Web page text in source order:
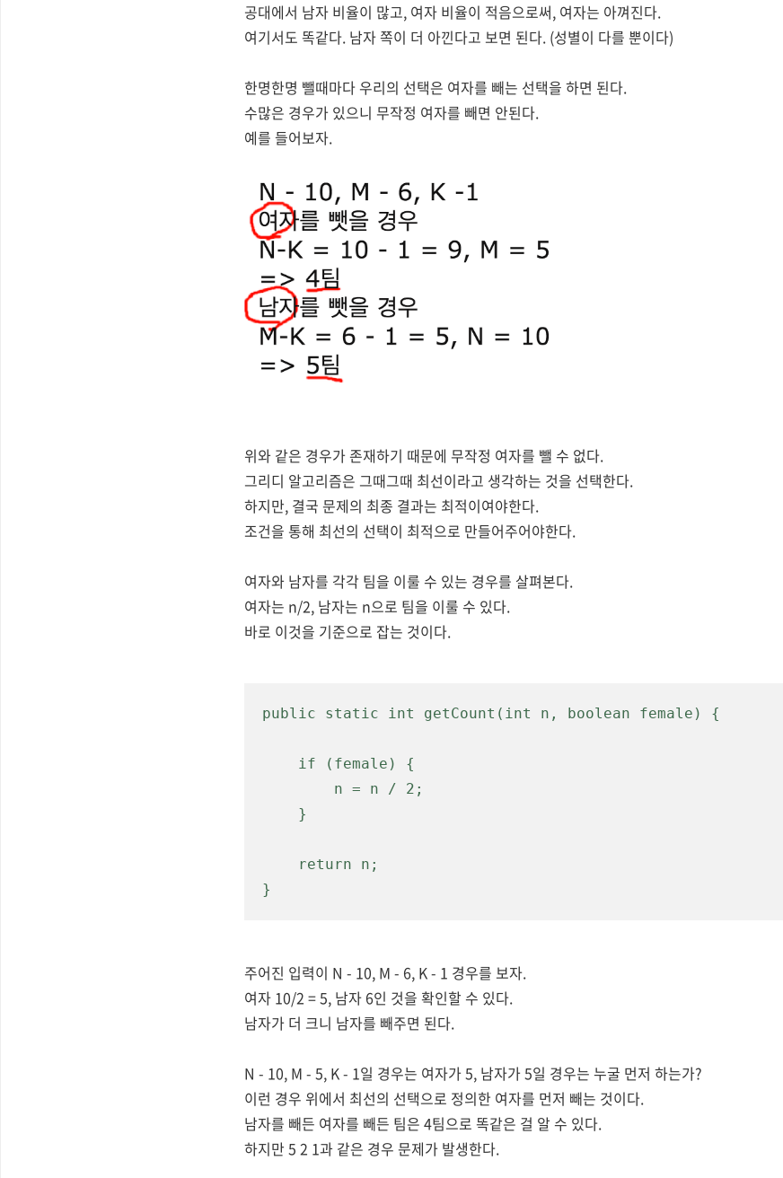
공대에서 남자 비율이 많고, 여자 비율이 적음으로써, 여자는 아껴진다.
여기서도 똑같다. 남자 쪽이 더 아낀다고 보면 된다. (성별이 다를 뿐이다)
한명한명 뺄때마다 우리의 선택은 여자를 빼는 선택을 하면 된다.
수많은 경우가 있으니 무작정 여자를 빼면 안된다.
예를 들어보자.
위와 같은 경우가 존재하기 때문에 무작정 여자를 뺄 수 없다.
그리디 알고리즘은 그때그때 최선이라고 생각하는 것을 선택한다.
하지만, 결국 문제의 최종 결과는 최적이여야한다.
조건을 통해 최선의 선택이 최적으로 만들어주어야한다.
여자와 남자를 각각 팀을 이룰 수 있는 경우를 살펴본다.
여자는 n/2, 남자는 n으로 팀을 이룰 수 있다.
바로 이것을 기준으로 잡는 것이다.
public static int getCount(int n, boolean female) {
        n = n / 2;
}
주어진 입력이 N - 10, M - 6, K - 1 경우를 보자.
여자 10/2 = 5, 남자 6인 것을 확인할 수 있다.
남자가 더 크니 남자를 빼주면 된다.
N - 10, M - 5, K - 1일 경우는 여자가 5, 남자가 5일 경우는 누굴 먼저 하는가?
이런 경우 위에서 최선의 선택으로 정의한 여자를 먼저 빼는 것이다.
남자를 빼든 여자를 빼든 팀은 4팀으로 똑같은 걸 알 수 있다.
하지만 5 2 1과 같은 경우 문제가 발생한다.